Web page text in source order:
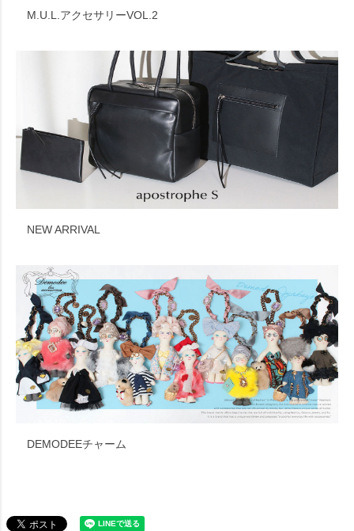
M.U.L.アクセサリーVOL.2
NEW ARRIVAL
DEMODEEチャーム